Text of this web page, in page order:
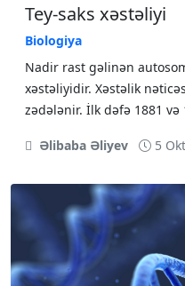
Tey-saks xəstəliyi
Biologiya
Nadir rast gəlinən
xəstəliyidir. Xəstəlik
zədələnir. İlk dəfə 1881
Əlibaba Əliyev 5